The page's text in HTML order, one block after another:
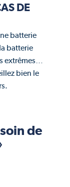
DE
batterie
batterie
extrêmes…
bien le
de